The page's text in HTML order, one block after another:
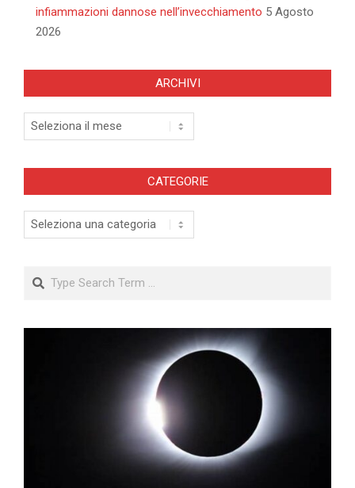
infiammazioni dannose nell’invecchiamento 5 Agosto
2026
ARCHIVI
Archivi
CATEGORIE
Categorie